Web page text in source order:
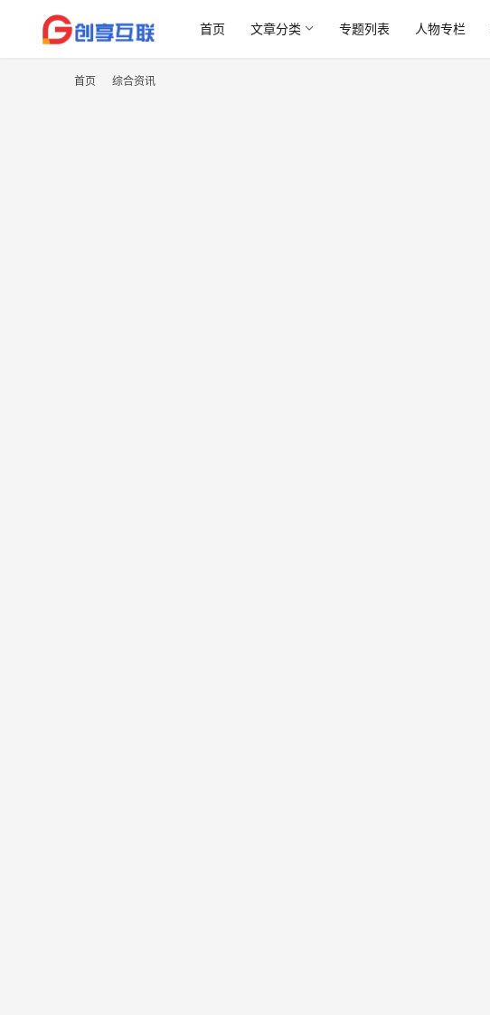
首页 文章分类 专题列表 人物专栏
首页 综合资讯